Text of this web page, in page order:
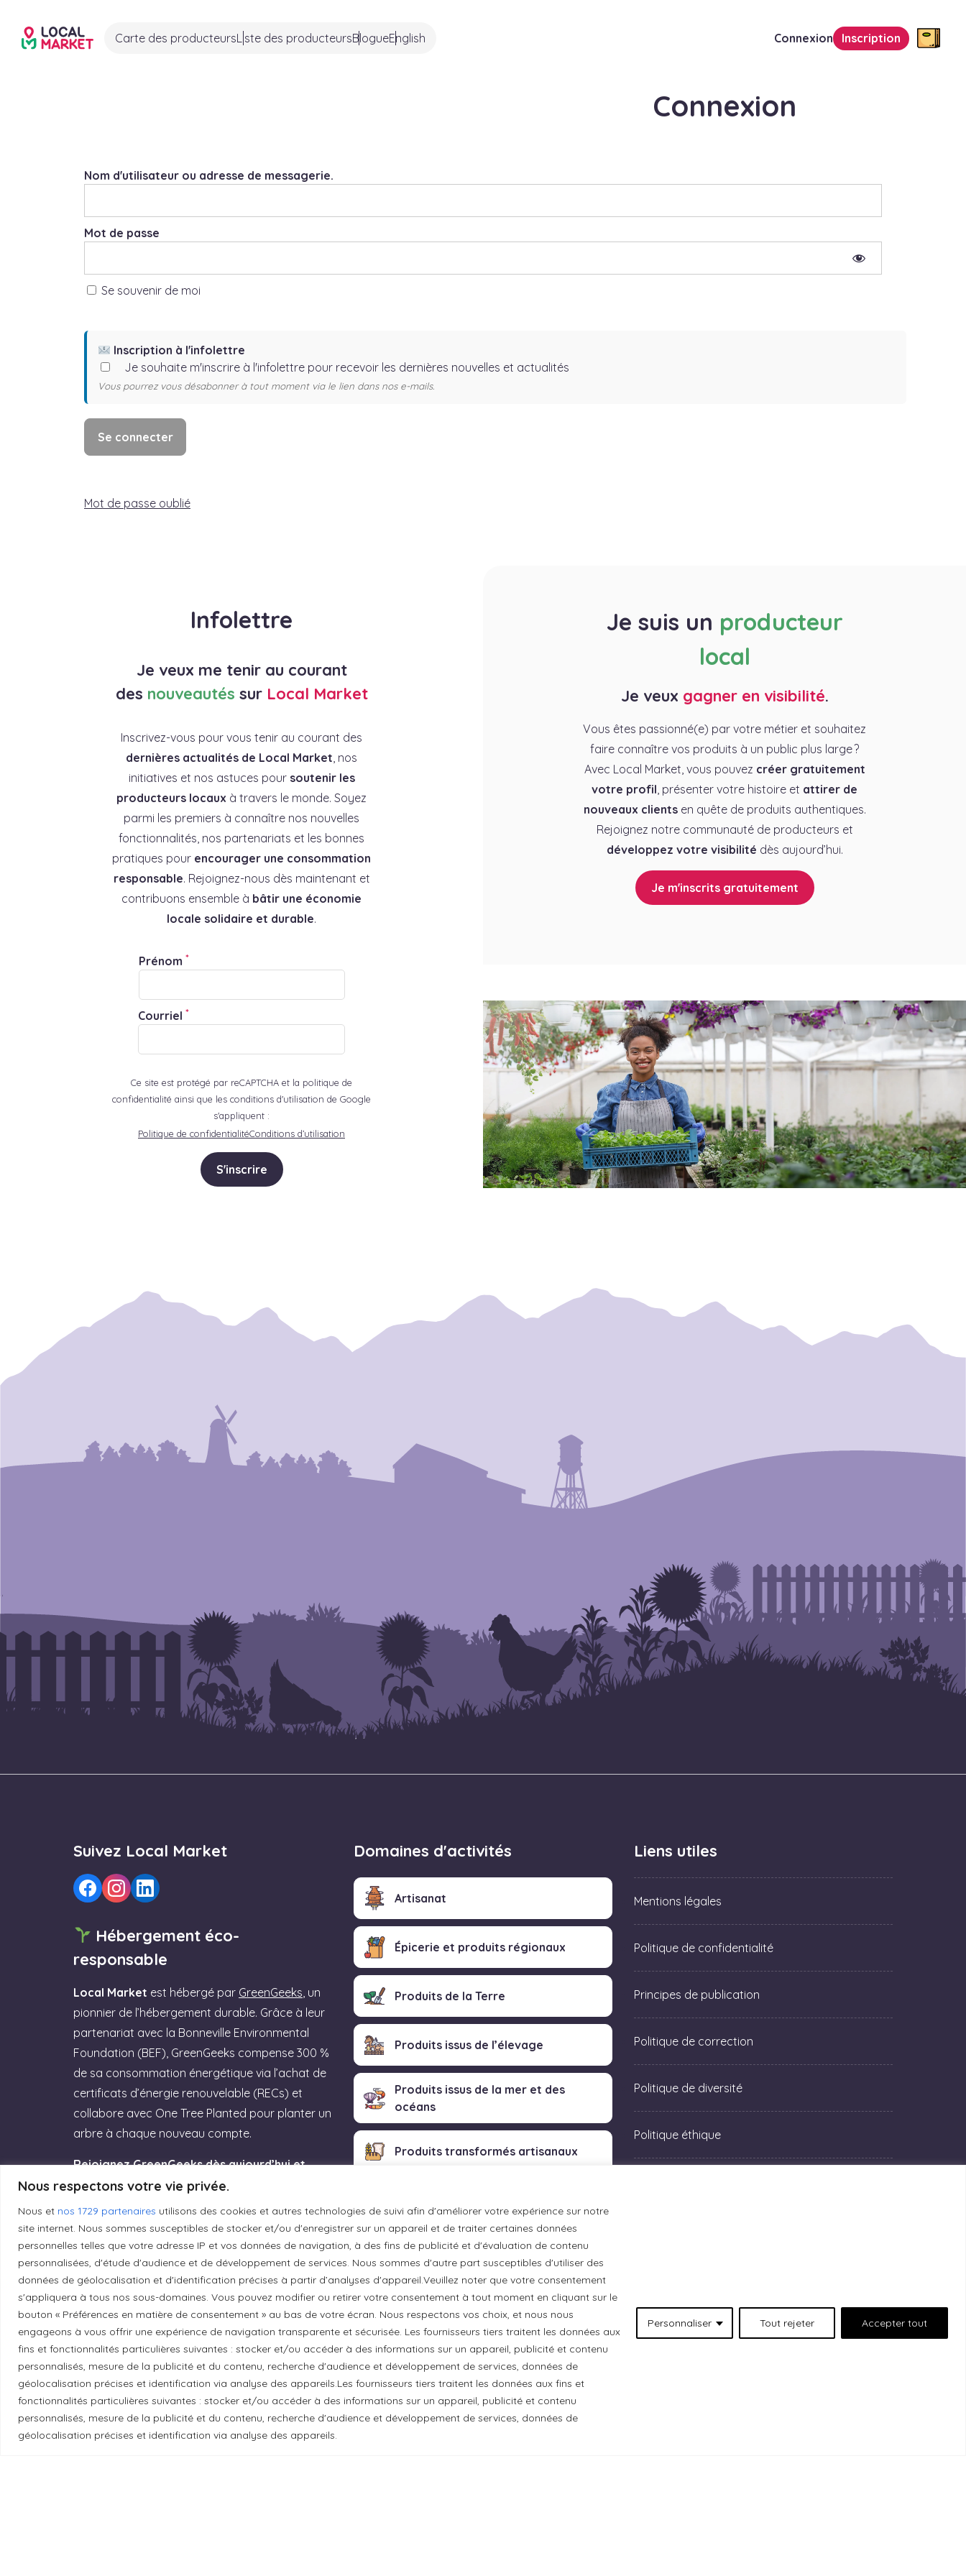
Nous respectons votre vie privée.
Nous et nos 1729 partenaires utilisons des cookies et autres technologies de suivi afin d'améliorer votre expérience sur notre
site internet. Nous sommes susceptibles de stocker et/ou d'enregistrer sur un appareil et de traiter certaines données
personnelles telles que votre adresse IP et vos données de navigation, à des fins de publicité et d'évaluation de contenu
personnalisées, d'étude d'audience et de développement de services. Nous sommes d'autre part susceptibles d'utiliser des
données de géolocalisation et d'identification précises à partir d’analyses d'appareil.Veuillez noter que votre consentement
s'appliquera à tous nos sous-domaines. Vous pouvez modifier ou retirer votre consentement à tout moment en cliquant sur le
bouton « Préférences en matière de consentement » au bas de votre écran. Nous respectons vos choix, et nous nous
engageons à vous offrir une expérience de navigation transparente et sécurisée. Les fournisseurs tiers traitent les données aux
fins et fonctionnalités particulières suivantes : stocker et/ou accéder à des informations sur un appareil, publicité et contenu
personnalisés, mesure de la publicité et du contenu, recherche d'audience et développement de services, données de
géolocalisation précises et identification via analyse des appareils.Les fournisseurs tiers traitent les données aux fins et
fonctionnalités particulières suivantes : stocker et/ou accéder à des informations sur un appareil, publicité et contenu
personnalisés, mesure de la publicité et du contenu, recherche d'audience et développement de services, données de
géolocalisation précises et identification via analyse des appareils.
Personnaliser Tout rejeter Accepter tout
Carte des producteursListe des producteursBlogueEnglish Connexion Inscription
Connexion
Nom d'utilisateur ou adresse de messagerie.
Mot de passe
Se souvenir de moi
Inscription à l'infolettre
Je souhaite m'inscrire à l'infolettre pour recevoir les dernières nouvelles et actualités
Vous pourrez vous désabonner à tout moment via le lien dans nos e-mails.
Mot de passe oublié
Infolettre
Je veux me tenir au courant
des nouveautés sur Local Market
Inscrivez-vous pour vous tenir au courant des
dernières actualités de Local Market, nos
initiatives et nos astuces pour soutenir les
producteurs locaux à travers le monde. Soyez
parmi les premiers à connaître nos nouvelles
fonctionnalités, nos partenariats et les bonnes
pratiques pour encourager une consommation
responsable. Rejoignez-nous dès maintenant et
contribuons ensemble à bâtir une économie
locale solidaire et durable.
Prénom *
Courriel *
Ce site est protégé par reCAPTCHA et la politique de
confidentialité ainsi que les conditions d'utilisation de Google
s'appliquent :
Politique de confidentialitéConditions d’utilisation
S'inscrire
Je suis un producteur
local
Je veux gagner en visibilité.
Vous êtes passionné(e) par votre métier et souhaitez
faire connaître vos produits à un public plus large ?
Avec Local Market, vous pouvez créer gratuitement
votre profil , présenter votre histoire et attirer de
nouveaux clientsen quête de produits authentiques.
Rejoignez notre communauté de producteurs et
développez votre visibilité dès aujourd’hui.
Je m'inscrits gratuitement
Suivez Local Market
Hébergement éco-
responsable
Local Market est hébergé par GreenGeeks, un
pionnier de l’hébergement durable. Grâce à leur
partenariat avec la Bonneville Environmental
Foundation (BEF), GreenGeeks compense 300 %
de sa consommation énergétique via l’achat de
certificats d’énergie renouvelable (RECs) et
collabore avec One Tree Planted pour planter un
arbre à chaque nouveau compte.
Rejoignez GreenGeeks dès aujourd’hui et
offrez à votre site un hébergement labellisé «
Green Web Hosting » performant qui
respecte la planète ! (Lien affilié)
Essayez GreenGeeks
Domaines d'activités
Artisanat
Épicerie et produits régionaux
Produits de la Terre
Produits issus de l’élevage
Produits issus de la mer et des
océans
Produits transformés artisanaux
Liens utiles
Mentions légales
Politique de confidentialité
Principes de publication
Politique de correction
Politique de diversité
Politique éthique
Reconnaissance du territoire
Local Market, marque portée par la société Les Chats Gourmets Ltd. tient à souligner que ses installations, situées au 511 Lacolle Way (Ottawa-Orléans),
se trouvent sur le territoire traditionnel non cédé du peuple algonquin anichinabé. Nous reconnaissons et remercions les peuples autochtones qui sont les
gardiens historiques et actuels de ces terres.